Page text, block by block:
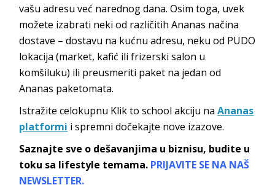
vašu adresu već narednog dana. Osim toga, uvek
možete izabrati neki od različitih Ananas načina
dostave – dostavu na kućnu adresu, neku od PUDO
lokacija (market, kafić ili frizerski salon u
komšiluku) ili preusmeriti paket na jedan od
Ananas paketomata.
Istražite celokupnu Klik to school akciju naAnanas
platformi i spremni dočekajte nove izazove.
Saznajte sve o dešavanjima u biznisu, budite u
toku sa lifestyle temama. PRIJAVITE SE NA NAŠ
NEWSLETTER.